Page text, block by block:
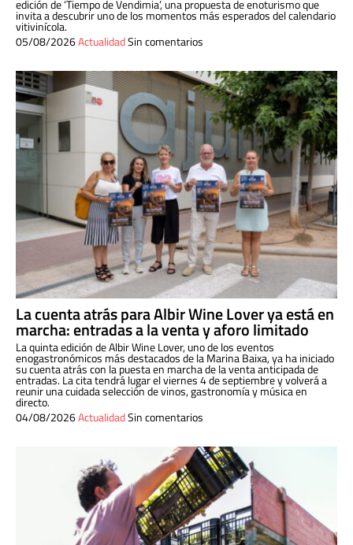
edición de ‘Tiempo de Vendimia’, una propuesta de enoturismo que
invita a descubrir uno de los momentos más esperados del calendario
vitivinícola.
05/08/2026ActualidadSin comentarios
La cuenta atrás para Albir Wine Lover ya está en
marcha: entradas a la venta y aforo limitado
La quinta edición de Albir Wine Lover, uno de los eventos
enogastronómicos más destacados de la Marina Baixa, ya ha iniciado
su cuenta atrás con la puesta en marcha de la venta anticipada de
entradas. La cita tendrá lugar el viernes 4 de septiembre y volverá a
reunir una cuidada selección de vinos, gastronomía y música en
directo.
04/08/2026ActualidadSin comentarios